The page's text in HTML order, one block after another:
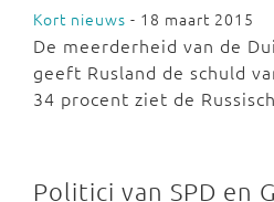
Kort nieuws - 18 maart 2015
De meerderheid van de
geeft Rusland de schuld
34 procent ziet de
Politici van SPD en